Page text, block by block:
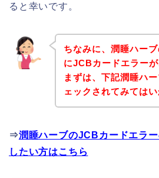
ると幸いです。
ちなみに、潤睡ハー
にJCBカードエラーが
まずは、下記潤睡ハ
ェックされてみては
⇒潤睡ハーブのJCBカードエラ
したい方はこちら